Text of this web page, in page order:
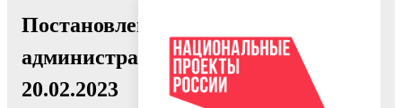
Постановление
администрации
20.02.2023